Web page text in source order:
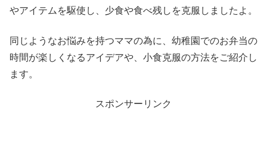
やアイテムを駆使し、少食や食べ残しを克服しましたよ。
同じようなお悩みを持つママの為に、幼稚園でのお弁当の
時間が楽しくなるアイデアや、小食克服の方法をご紹介し
ます。
スポンサーリンク